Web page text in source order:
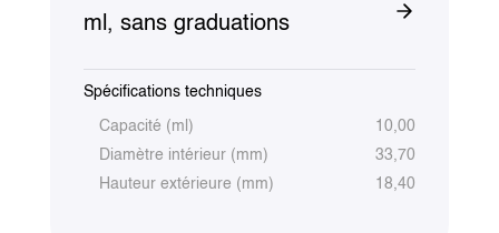
ml, sans graduations
Spécifications techniques
Capacité (ml)
10,00
Diamètre intérieur (mm)
33,70
Hauteur extérieure (mm)
18,40